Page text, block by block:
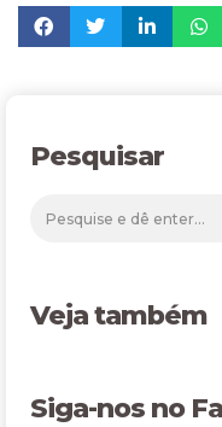
Pesquisar
Veja também
Siga-nos no